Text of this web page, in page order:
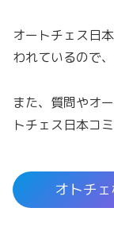
オートチェス日
われているので
また、質問やオ
トチェス日本コ
オトチ